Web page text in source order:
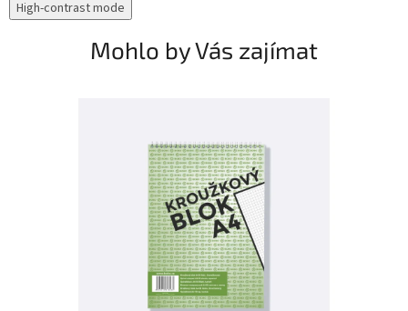
High-contrast mode
Mohlo by Vás zajímat